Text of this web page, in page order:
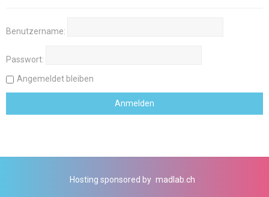
Benutzername:
Passwort:
Angemeldet bleiben
Hosting sponsored by madlab.ch